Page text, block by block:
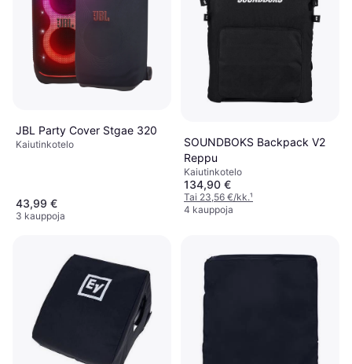
JBL Party Cover Stgae 320
Kaiutinkotelo
43,99 €
3 kauppoja
SOUNDBOKS Backpack V2
Reppu
Kaiutinkotelo
134,90 €
Tai 23,56 €/kk.¹
4 kauppoja